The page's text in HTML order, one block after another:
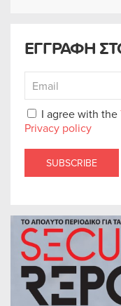
ΕΓΓΡΑΦΗ
I agree with the
Privacy policy
SUBSCRIBE